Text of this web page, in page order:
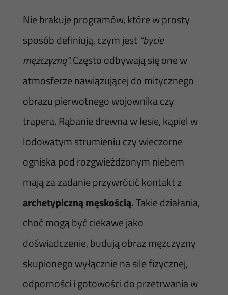
Nie brakuje programów, które w prosty
sposób definiują, czym jest “bycie
mężczyzną”.Często odbywają się one w
atmosferze nawiązującej do mitycznego
obrazu pierwotnego wojownika czy
trapera. Rąbanie drewna w lesie, kąpiel w
lodowatym strumieniu czy wieczorne
ogniska pod rozgwieżdżonym niebem
mają za zadanie przywrócić kontakt z
archetypiczną męskością.Takie działania,
choć mogą być ciekawe jako
doświadczenie, budują obraz mężczyzny
skupionego wyłącznie na sile fizycznej,
odporności i gotowości do przetrwania w